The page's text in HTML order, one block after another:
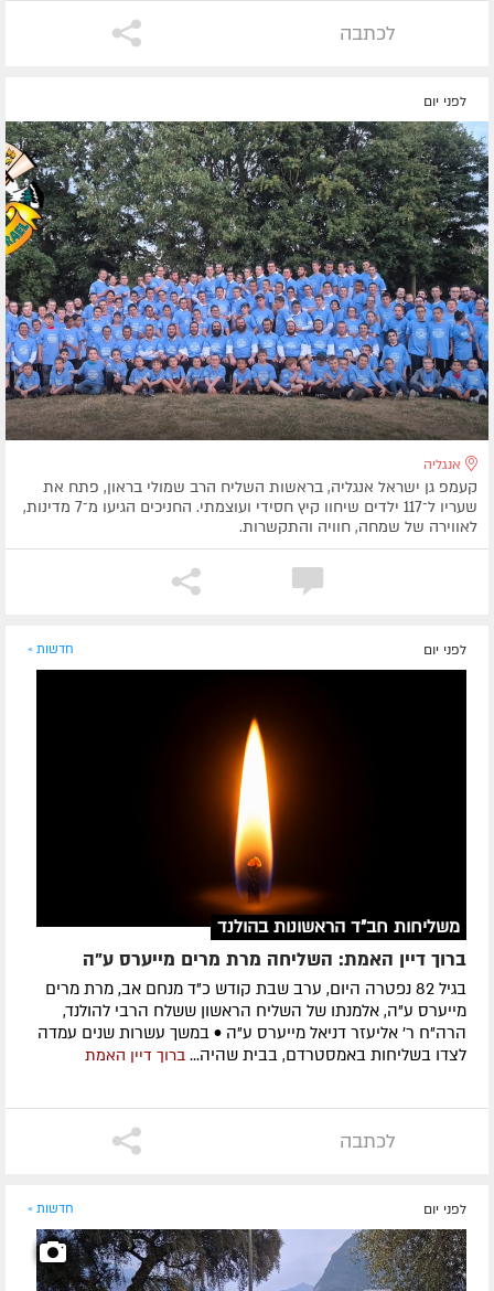
לכתבה
לפני יום
אנגליה
קעמפ גן ישראל אנגליה, בראשות השליח הרב שמולי בראון, פתח את
שעריו ל־117 ילדים שיחוו קיץ חסידי ועוצמתי. החניכים הגיעו מ־7 מדינות,
לאווירה של שמחה, חוויה והתקשרות.
לפני יום חדשות »
משליחות חב"ד הראשונות בהולנד
ברוך דיין האמת: השליחה מרת מרים מייערס ע"ה
בגיל 82 נפטרה היום, ערב שבת קודש כ"ד מנחם אב, מרת מרים
מייערס ע"ה, אלמנתו של השליח הראשון ששלח הרבי להולנד,
הרה"ח ר' אליעזר דניאל מייערס ע"ה • במשך עשרות שנים עמדה
לצדו בשליחות באמסטרדם, בבית שהיה... ברוך דיין האמת
לכתבה
לפני יום חדשות »